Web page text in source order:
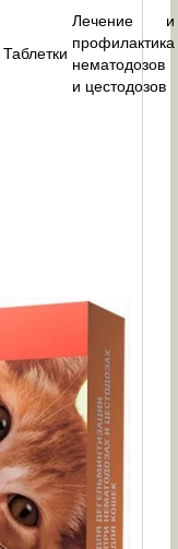
Таблетки
Лечение и
профилактика
нематодозов
и цестодозов